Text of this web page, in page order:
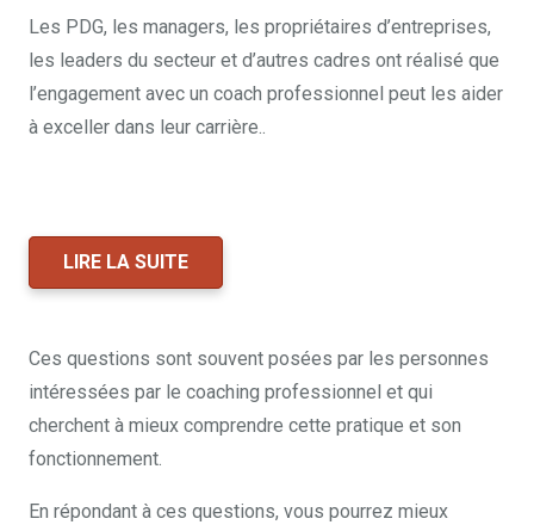
Les PDG, les managers, les propriétaires d’entreprises,
les leaders du secteur et d’autres cadres ont réalisé que
l’engagement avec un coach professionnel peut les aider
à exceller dans leur carrière..
LIRE LA SUITE
Ces questions sont souvent posées par les personnes
intéressées par le coaching professionnel et qui
cherchent à mieux comprendre cette pratique et son
fonctionnement.
En répondant à ces questions, vous pourrez mieux